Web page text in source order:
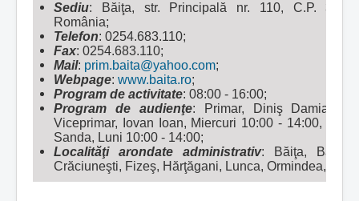
Sediu: Băiţa, str. Principală nr. 110, C.P.
România;
Telefon: 0254.683.110;
Fax: 0254.683.110;
Mail: prim.baita@yahoo.com;
Webpage: www.baita.ro;
Program de activitate: 08:00 - 16:00;
Program de audienţe: Primar, Diniş Damian,
Viceprimar, Iovan Ioan, Miercuri 10:00 - 14:00,
Sanda, Luni 10:00 - 14:00;
Localităţi arondate administrativ:
Băiţa,
Crăciuneşti, Fizeş, Hărţăgani, Lunca, Ormindea,